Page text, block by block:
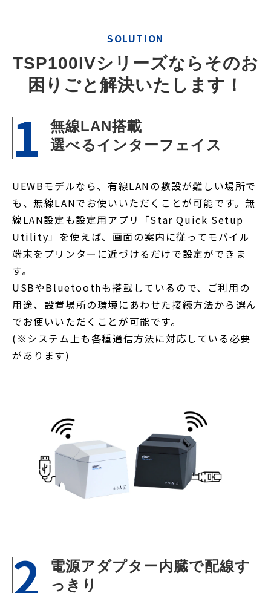
SOLUTION
TSP100IVシリーズならそのお
困りごと解決いたします！
1 無線LAN搭載
選べるインターフェイス
UEWBモデルなら、有線LANの敷設が難しい場所で
も、無線LANでお使いいただくことが可能です。無
線LAN設定も設定用アプリ「Star Quick Setup
Utility」を使えば、画面の案内に従ってモバイル
端末をプリンターに近づけるだけで設定ができま
す。
USBやBluetoothも搭載しているので、ご利用の
用途、設置場所の環境にあわせた接続方法から選ん
でお使いいただくことが可能です。
(※システム上も各種通信方法に対応している必要
があります)
2
電源アダプター内臓で配線す
っきり